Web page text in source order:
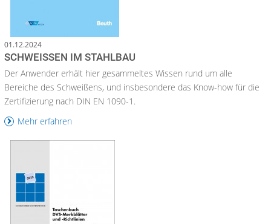
01.12.2024
SCHWEISSEN IM STAHLBAU
Der Anwender erhält hier gesammeltes Wissen rund um alle
Bereiche des Schweißens, und insbesondere das Know-how für die
Zertifizierung nach DIN EN 1090-1.
Mehr erfahren